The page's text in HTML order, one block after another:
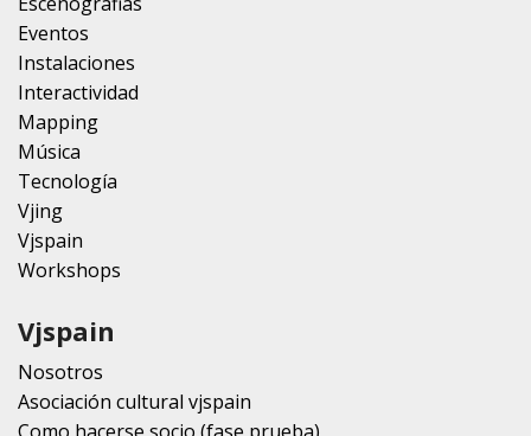
Eventos
Instalaciones
Interactividad
Mapping
Música
Tecnología
Vjing
Vjspain
Workshops
Vjspain
Nosotros
Asociación cultural vjspain